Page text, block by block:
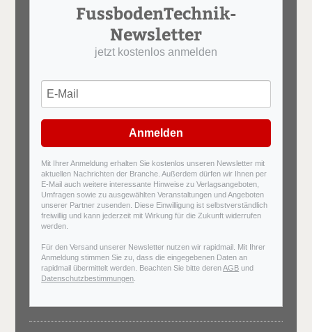
FussbodenTechnik-
Newsletter
jetzt kostenlos anmelden
Anmelden
Mit Ihrer Anmeldung erhalten Sie kostenlos unseren Newsletter mit
aktuellen Nachrichten der Branche. Außerdem dürfen wir Ihnen per
E-Mail auch weitere interessante Hinweise zu Verlagsangeboten,
Umfragen sowie zu ausgewählten Veranstaltungen und Angeboten
unserer Partner zusenden. Diese Einwilligung ist selbstverständlich
freiwillig und kann jederzeit mit Wirkung für die Zukunft widerrufen
werden.
Für den Versand unserer Newsletter nutzen wir rapidmail. Mit Ihrer
Anmeldung stimmen Sie zu, dass die eingegebenen Daten an
rapidmail übermittelt werden. Beachten Sie bitte derenAGB und
Datenschutzbestimmungen